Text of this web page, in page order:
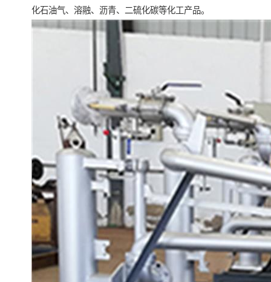
化石油气、溶融、沥青、二硫化碳等化工产品。